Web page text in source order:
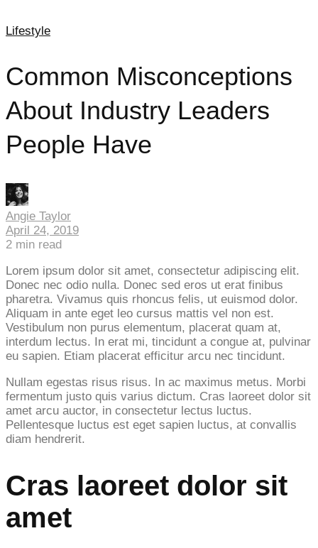
Lifestyle
Common Misconceptions
About Industry Leaders
People Have
Angie Taylor
April 24, 2019
2 min read
Lorem ipsum dolor sit amet, consectetur adipiscing elit.
Donec nec odio nulla. Donec sed eros ut erat finibus
pharetra. Vivamus quis rhoncus felis, ut euismod dolor.
Aliquam in ante eget leo cursus mattis vel non est.
Vestibulum non purus elementum, placerat quam at,
interdum lectus. In erat mi, tincidunt a congue at, pulvinar
eu sapien. Etiam placerat efficitur arcu nec tincidunt.
Nullam egestas risus risus. In ac maximus metus. Morbi
fermentum justo quis varius dictum. Cras laoreet dolor sit
amet arcu auctor, in consectetur lectus luctus.
Pellentesque luctus est eget sapien luctus, at convallis
diam hendrerit.
Cras laoreet dolor sit
amet